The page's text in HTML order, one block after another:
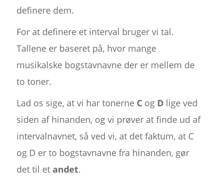
definere dem.
For at definere et interval bruger vi tal.
Tallene er baseret på, hvor mange
musikalske bogstavnavne der er mellem de
to toner.
Lad os sige, at vi har tonerne Cog Dlige ved
siden af hinanden, og vi prøver at finde ud af
intervalnavnet, så ved vi, at det faktum, at C
og D er to bogstavnavne fra hinanden, gør
det til et andet.